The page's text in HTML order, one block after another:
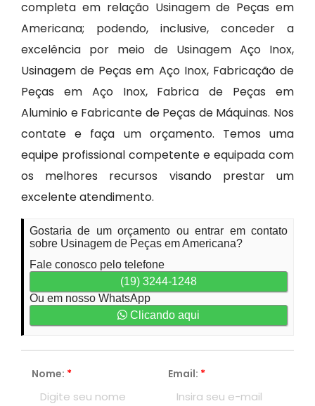
completa em relação Usinagem de Peças em
Americana; podendo, inclusive, conceder a
excelência por meio de Usinagem Aço Inox,
Usinagem de Peças em Aço Inox, Fabricação de
Peças em Aço Inox, Fabrica de Peças em
Aluminio e Fabricante de Peças de Máquinas. Nos
contate e faça um orçamento. Temos uma
equipe profissional competente e equipada com
os melhores recursos visando prestar um
excelente atendimento.
Gostaria de um orçamento ou entrar em contato
sobre Usinagem de Peças em Americana?
Fale conosco pelo telefone
(19) 3244-1248
Ou em nosso WhatsApp
Clicando aqui
Nome: * Email: *